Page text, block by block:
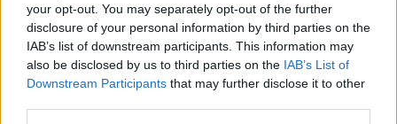
your opt-out. You may separately opt-out of the further
disclosure of your personal information by third parties on the
IAB’s list of downstream participants. This information may
also be disclosed by us to third parties on the IAB’s List of
Downstream Participants that may further disclose it to other
Βιβλίο|25.08.2022 09:28
The Sandman: Πώς ένα «μη
κινηματογραφικό» κόμικ έγινε η
δημοφιλέστερη σειρά στο Netflix